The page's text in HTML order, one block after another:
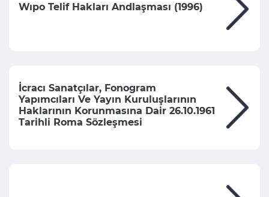
Wıpo Telif Hakları Andlaşması (1996)
İcracı Sanatçılar, Fonogram
Yapımcıları Ve Yayın Kuruluşlarının
Haklarının Korunmasına Dair 26.10.1961
Tarihli Roma Sözleşmesi